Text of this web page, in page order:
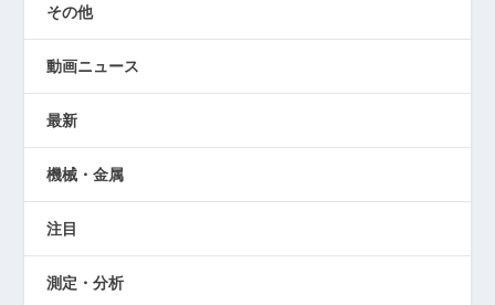
その他
動画ニュース
最新
機械・金属
注目
測定・分析